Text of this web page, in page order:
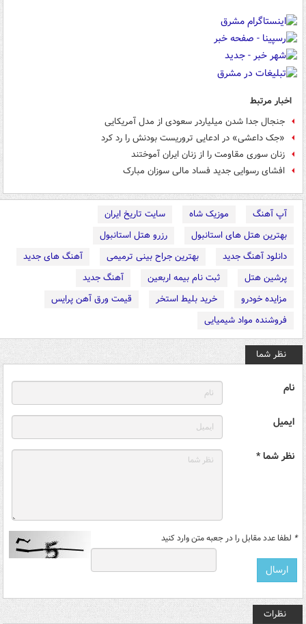
اخبار مرتبط
جنجال جدا شدن میلیاردر سعودی از مدل آمریکایی
«جک داعشی» در ادعایی تروریست بودنش را رد کرد
زنان سوری مقاومت را از زنان ایران آموختند
افشای رسوایی جدید فساد مالی سوزان مبارک
آپ آهنگ موزیک شاه
سایت تاریخ ایران
بهترین هتل های استانبول
رزرو هتل استانبول
دانلود آهنگ جدید
بهترین جراح بینی ترمیمی
آهنگ های جدید
پرشین هتل
ثبت نام بیمه اربعین
آهنگ جدید
مزایده خودرو
خرید بلیط استخر
قیمت ورق آهن پرایس
فروشنده مواد شیمیایی
نظر شما
نام
ایمیل
نظر شما *
* لطفا عدد مقابل را در جعبه متن وارد کنید
نظرات